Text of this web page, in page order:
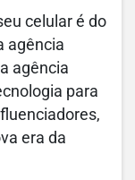
celular é do
agência
agência
para
era da